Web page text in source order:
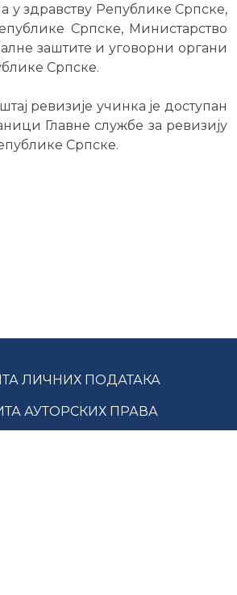
у здравству Републике Српске,
Српске, Министарство
заштите и уговорни органи
Српске.
ревизије учинка је доступан
Главне службе за ревизију
Српске.
ЛИЧНИХ ПОДАТАКА
АУТОРСКИХ ПРАВА